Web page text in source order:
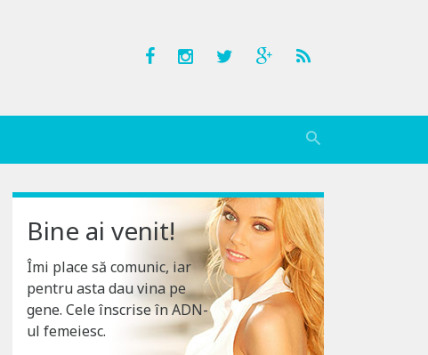
Bine ai venit!
Îmi place să comunic, iar
pentru asta dau vina pe
gene. Cele înscrise în ADN-
ul femeiesc.